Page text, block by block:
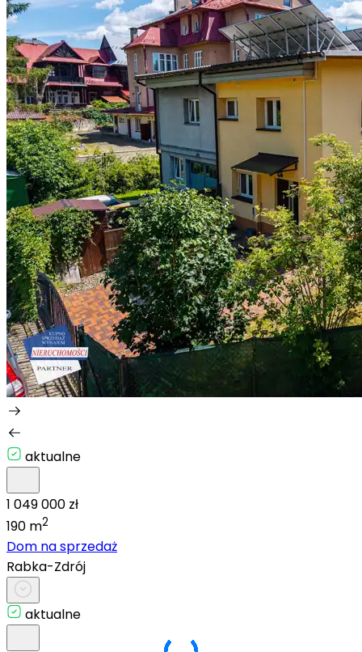
aktualne
1 049 000 zł
190 m2
Dom na sprzedaż
Rabka-Zdrój
aktualne